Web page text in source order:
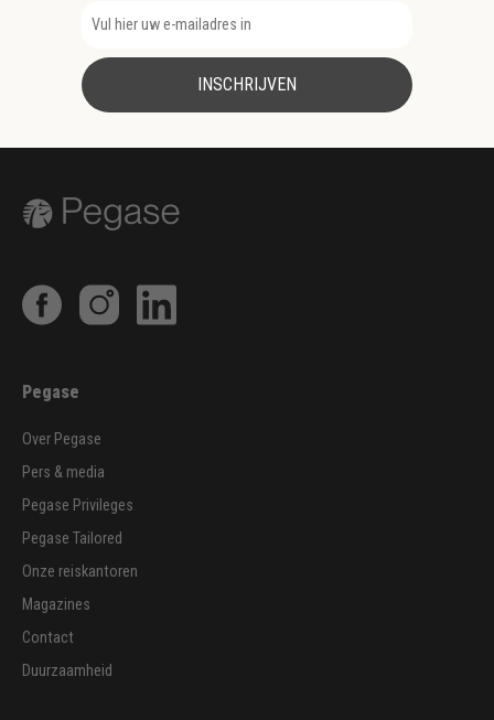
INSCHRIJVEN
Pegase
Over Pegase
Pers & media
Pegase Privileges
Pegase Tailored
Onze reiskantoren
Magazines
Contact
Duurzaamheid